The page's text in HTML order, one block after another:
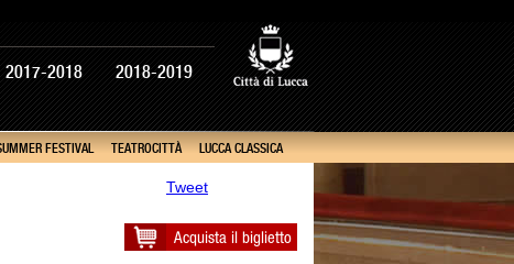
2017-2018
2018-2019
FESTIVAL TEATROCITTÀ LUCCA CLASSICA
Tweet
Acquista il biglietto